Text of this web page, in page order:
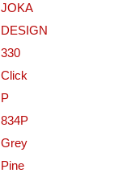
JOKA
DESIGN
330
Click
P
834P
Grey
Pine